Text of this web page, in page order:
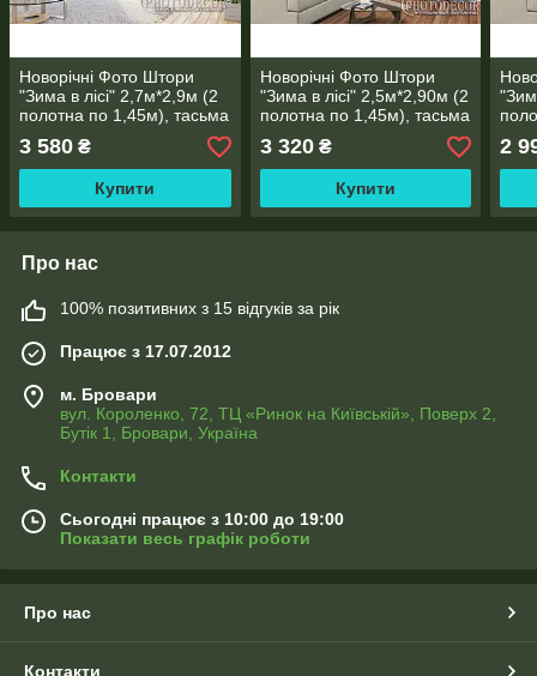
Новорічні Фото Штори
"Зима в лісі" 2,7м*2,9м (2
полотна по 1,45м), тасьма
3 580 ₴
Купити
Новорічні Фото Штори
"Зима в лісі" 2,5м*2,90м (2
полотна по 1,45м), тасьма
3 320₴
Купити
2
Про нас
100% позитивних з 15 відгуків за рік
Працює з 17.07.2012
м. Бровари
вул. Короленко, 72, ТЦ «Ринок на Київській», Поверх 2,
Бутік 1, Бровари, Україна
Контакти
Сьогодні працює з 10:00 до 19:00
Показати весь графік роботи
Про нас
Контакти